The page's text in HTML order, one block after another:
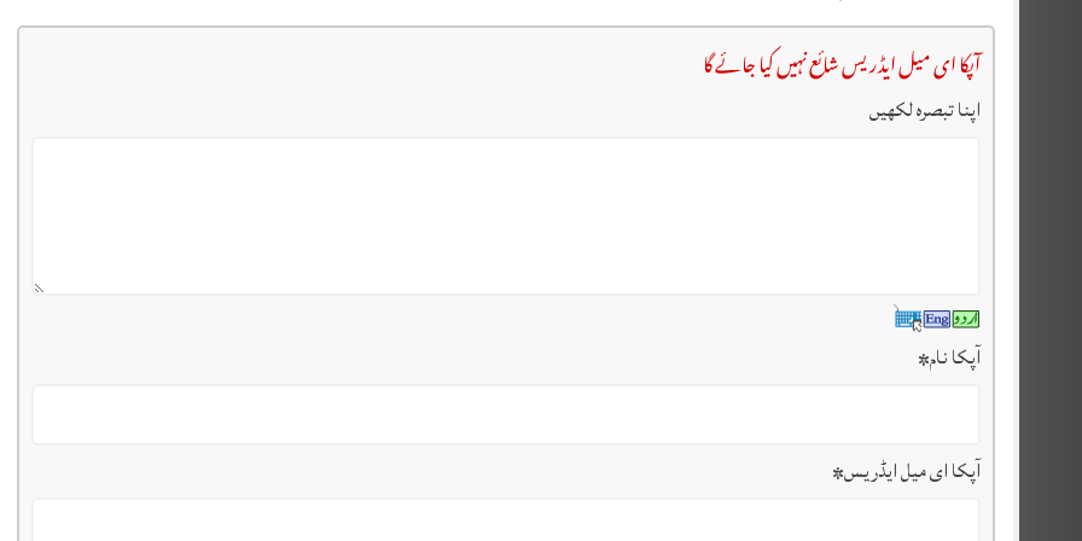
آپکا ای میل ایڈریس شائع نہیں کیا جائے گا
اپنا تبصرہ لکھیں
آپکا نام*
آپکا ای میل ایڈریس*